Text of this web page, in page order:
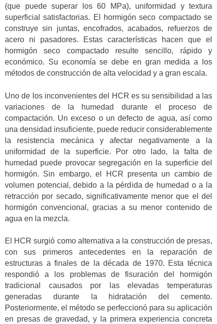
(que puede superar los 60 MPa), uniformidad y textura
superficial satisfactorias. El hormigón seco compactado se
construye sin juntas, encofrados, acabados, refuerzos de
acero ni pasadores. Estas características hacen que el
hormigón seco compactado resulte sencillo, rápido y
económico. Su economía se debe en gran medida a los
métodos de construcción de alta velocidad y a gran escala.
Uno de los inconvenientes del HCR es su sensibilidad a las
variaciones de la humedad durante el proceso de
compactación. Un exceso o un defecto de agua, así como
una densidad insuficiente, puede reducir considerablemente
la resistencia mecánica y afectar negativamente a la
uniformidad de la superficie. Por otro lado, la falta de
humedad puede provocar segregación en la superficie del
hormigón. Sin embargo, el HCR presenta un cambio de
volumen potencial, debido a la pérdida de humedad o a la
retracción por secado, significativamente menor que el del
hormigón convencional, gracias a su menor contenido de
agua en la mezcla.
El HCR surgió como alternativa a la construcción de presas,
con sus primeros antecedentes en la reparación de
estructuras a finales de la década de 1970. Esta técnica
respondió a los problemas de fisuración del hormigón
tradicional causados por las elevadas temperaturas
generadas durante la hidratación del cemento.
Posteriormente, el método se perfeccionó para su aplicación
en presas de gravedad, y la primera experiencia concreta